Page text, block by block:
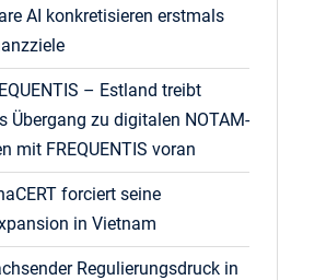
AI konkretisieren erstmals
– Estland treibt
Übergang zu digitalen NOTAM-
mit FREQUENTIS voran
forciert seine
in Vietnam
Regulierungsdruck in